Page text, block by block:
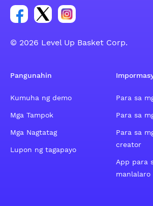
Link para sa social group ng
Link para sa social group ng
Link para sa social
© 2026 Level Up Basket Corp.
Pangunahin
Kumuha ng demo
Mga Tampok
Mga Nagtatag
Lupon ng tagapayo
Para sa
Para sa
Para sa
creator
App para
manlalaro